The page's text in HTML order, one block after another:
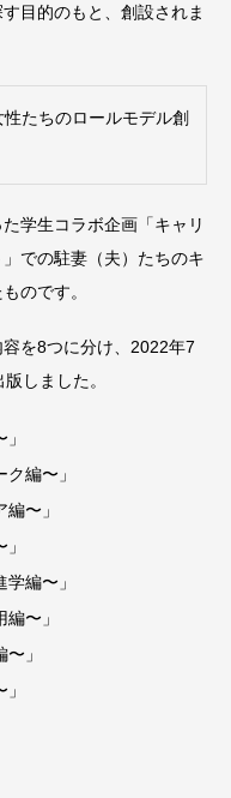
目的のもと、創設されま
たちのロールモデル創
学生コラボ企画「キャリ
での駐妻（夫）たちのキ
のです。
を8つに分け、2022年7
しました。
編〜」
〜」
編〜」
〜」
」